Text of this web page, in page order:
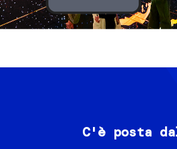
C'è posta